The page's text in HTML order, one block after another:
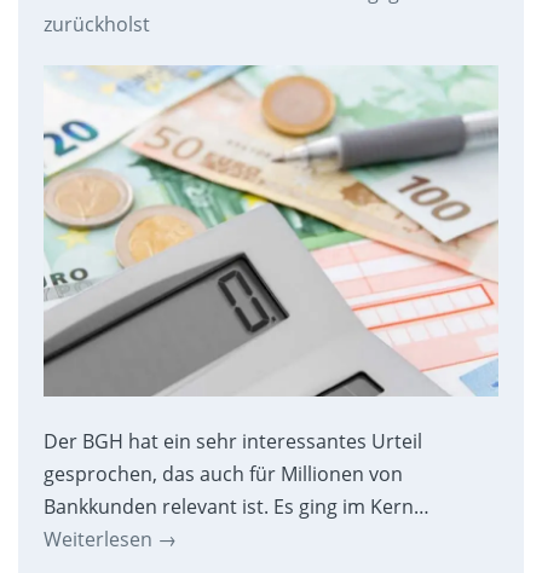
zurückholst
Der BGH hat ein sehr interessantes Urteil
gesprochen, das auch für Millionen von
Bankkunden relevant ist. Es ging im Kern…
Weiterlesen →